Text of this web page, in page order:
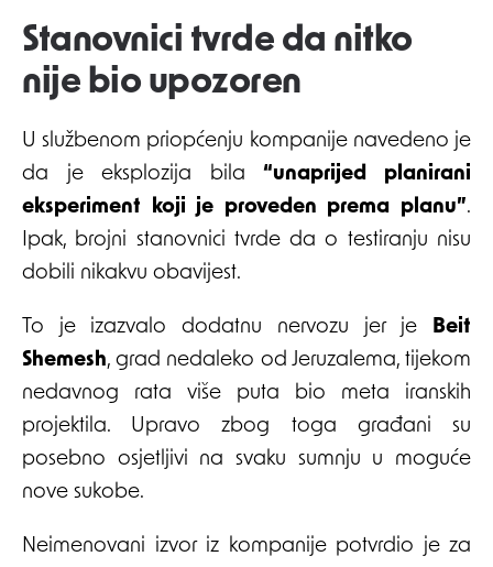
Stanovnici tvrde da nitko
nije bio upozoren
U službenom priopćenju kompanije navedeno je
da je eksplozija bila“unaprijed planirani
eksperiment koji je proveden prema planu”.
Ipak, brojni stanovnici tvrde da o testiranju nisu
dobili nikakvu obavijest.
To je izazvalo dodatnu nervozu jer je Beit
Shemesh, grad nedaleko od Jeruzalema, tijekom
nedavnog rata više puta bio meta iranskih
projektila. Upravo zbog toga građani su
posebno osjetljivi na svaku sumnju u moguće
nove sukobe.
Neimenovani izvor iz kompanije potvrdio je za